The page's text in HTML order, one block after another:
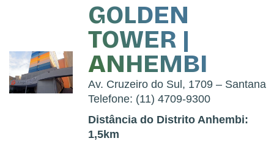
GOLDEN
TOWER |
ANHEMBI
Av. Cruzeiro do Sul, 1709 – Santana
Telefone: (11) 4709-9300
Distância do Distrito Anhembi:
1,5km